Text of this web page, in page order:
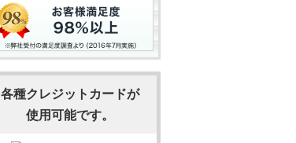
各種クレジットカードが
使用可能です。